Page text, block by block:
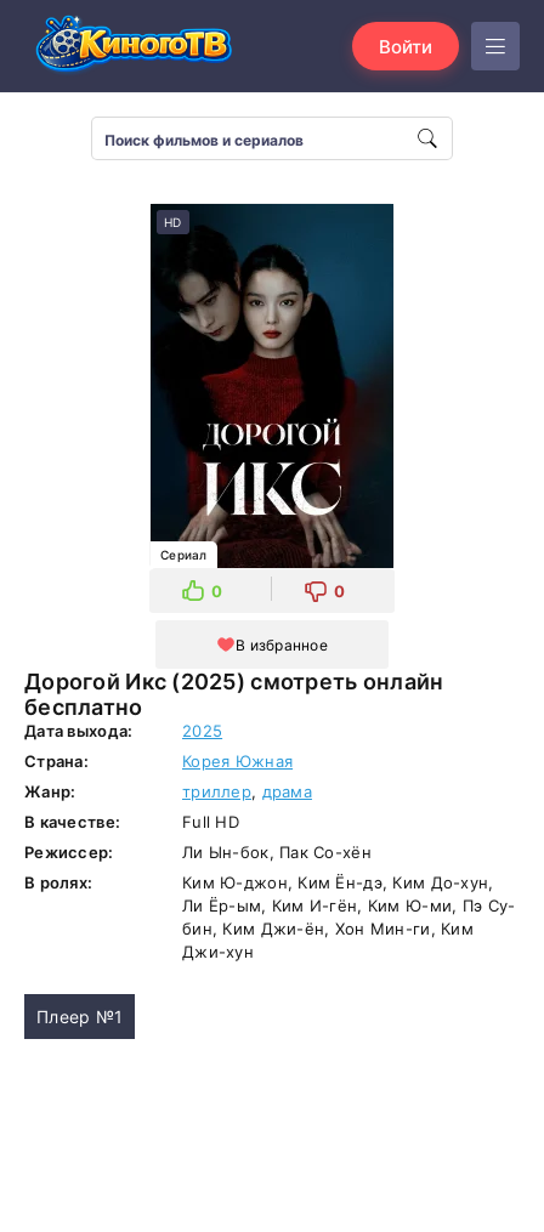
Войти
Дорогой Икс (2025) смотреть онлайн
бесплатно
HD
Сериал
0 0
В избранное
Дата выхода:
2025
Страна:
Корея Южная
Жанр:
триллер, драма
В качестве:
Full HD
Режиссер:
Ли Ын-бок, Пак Со-хён
В ролях:
Ким Ю-джон, Ким Ён-дэ, Ким До-хун,
Ли Ёр-ым, Ким И-гён, Ким Ю-ми, Пэ Су-
бин, Ким Джи-ён, Хон Мин-ги, Ким
Джи-хун
Плеер №1